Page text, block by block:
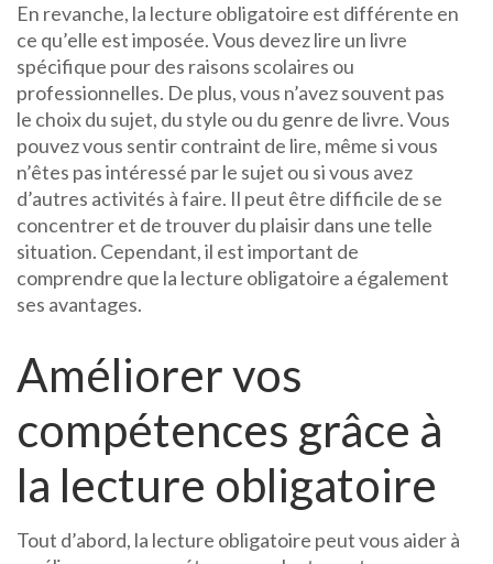
En revanche, la lecture obligatoire est différente en
ce qu’elle est imposée. Vous devez lire un livre
spécifique pour des raisons scolaires ou
professionnelles. De plus, vous n’avez souvent pas
le choix du sujet, du style ou du genre de livre. Vous
pouvez vous sentir contraint de lire, même si vous
n’êtes pas intéressé par le sujet ou si vous avez
d’autres activités à faire. Il peut être difficile de se
concentrer et de trouver du plaisir dans une telle
situation. Cependant, il est important de
comprendre que la lecture obligatoire a également
ses avantages.
Améliorer vos
compétences grâce à
la lecture obligatoire
Tout d’abord, la lecture obligatoire peut vous aider à